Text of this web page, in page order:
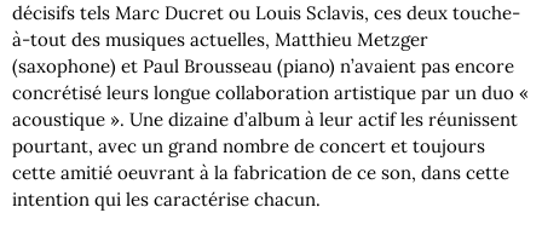
décisifs tels Marc Ducret ou Louis Sclavis, ces deux touche-
à-tout des musiques actuelles, Matthieu Metzger
(saxophone) et Paul Brousseau (piano) n’avaient pas encore
concrétisé leurs longue collaboration artistique par un duo «
acoustique ». Une dizaine d’album à leur actif les réunissent
pourtant, avec un grand nombre de concert et toujours
cette amitié oeuvrant à la fabrication de ce son, dans cette
intention qui les caractérise chacun.